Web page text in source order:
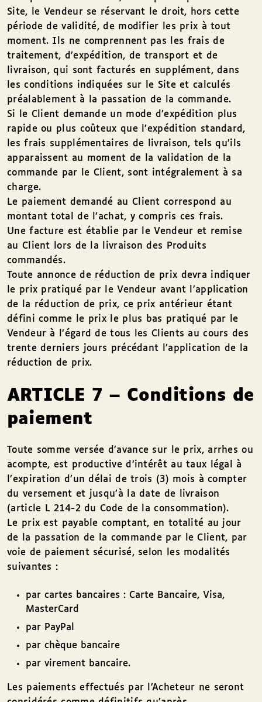
Site, le Vendeur se réservant le droit, hors cette
période de validité, de modifier les prix à tout
moment. Ils ne comprennent pas les frais de
traitement, d’expédition, de transport et de
livraison, qui sont facturés en supplément, dans
les conditions indiquées sur le Site et calculés
préalablement à la passation de la commande.
Si le Client demande un mode d’expédition plus
rapide ou plus coûteux que l’expédition standard,
les frais supplémentaires de livraison, tels qu’ils
apparaissent au moment de la validation de la
commande par le Client, sont intégralement à sa
charge.
Le paiement demandé au Client correspond au
montant total de l’achat, y compris ces frais.
Une facture est établie par le Vendeur et remise
au Client lors de la livraison des Produits
commandés.
Toute annonce de réduction de prix devra indiquer
le prix pratiqué par le Vendeur avant l’application
de la réduction de prix, ce prix antérieur étant
défini comme le prix le plus bas pratiqué par le
Vendeur à l’égard de tous les Clients au cours des
trente derniers jours précédant l’application de la
réduction de prix.
ARTICLE 7 – Conditions de
paiement
Toute somme versée d’avance sur le prix, arrhes ou
acompte, est productive d’intérêt au taux légal à
l’expiration d’un délai de trois (3) mois à compter
du versement et jusqu’à la date de livraison
(article L 214-2 du Code de la consommation).
Le prix est payable comptant, en totalité au jour
de la passation de la commande par le Client, par
voie de paiement sécurisé, selon les modalités
suivantes :
par cartes bancaires : Carte Bancaire, Visa,
MasterCard
par PayPal
par chèque bancaire
par virement bancaire.
Les paiements effectués par l’Acheteur ne seront